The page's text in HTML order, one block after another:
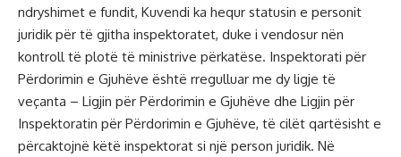
ndryshimet e fundit, Kuvendi ka hequr statusin e personit
juridik për të gjitha inspektoratet, duke i vendosur nën
kontroll të plotë të ministrive përkatëse. Inspektorati për
Përdorimin e Gjuhëve është rregulluar me dy ligje të
veçanta – Ligjin për Përdorimin e Gjuhëve dhe Ligjin për
Inspektoratin për Përdorimin e Gjuhëve, të cilët qartësisht e
përcaktojnë këtë inspektorat si një person juridik. Në